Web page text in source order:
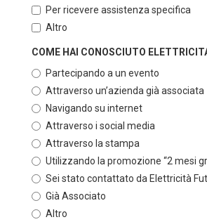
Per ricevere assistenza specifica
Altro
COME HAI CONOSCIUTO
Partecipando a un evento
Attraverso un’azienda già associata
Navigando su internet
Attraverso i social media
Attraverso la stampa
Utilizzando la promozione “2 mesi
Sei stato contattato da Elettricità
Già Associato
Altro